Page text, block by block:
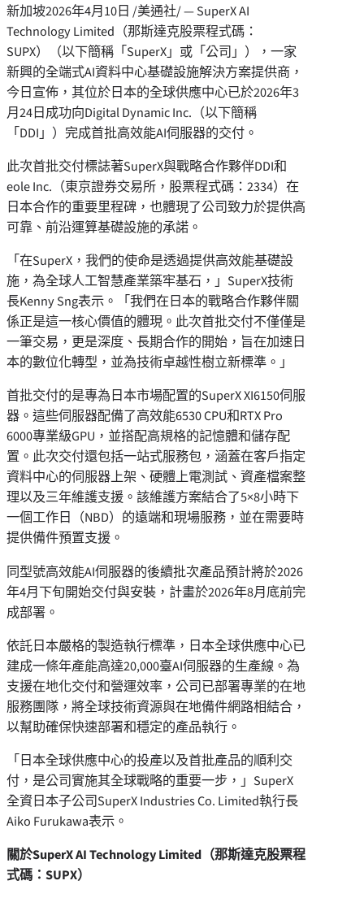
新加坡2026年4月10日 /美通社/ — SuperX AI
Technology Limited（那斯達克股票程式碼：
SUPX）（以下簡稱「SuperX」或「公司」），一家
新興的全端式AI資料中心基礎設施解決方案提供商，
今日宣佈，其位於日本的全球供應中心已於2026年3
月24日成功向Digital Dynamic Inc.（以下簡稱
「DDI」）完成首批高效能AI伺服器的交付。
此次首批交付標誌著SuperX與戰略合作夥伴DDI和
eole Inc.（東京證券交易所，股票程式碼：2334）在
日本合作的重要里程碑，也體現了公司致力於提供高
可靠、前沿運算基礎設施的承諾。
「在SuperX，我們的使命是透過提供高效能基礎設
施，為全球人工智慧產業築牢基石，」SuperX技術
長Kenny Sng表示。「我們在日本的戰略合作夥伴關
係正是這一核心價值的體現。此次首批交付不僅僅是
一筆交易，更是深度、長期合作的開始，旨在加速日
本的數位化轉型，並為技術卓越性樹立新標準。」
首批交付的是專為日本市場配置的SuperX XI6150伺服
器。這些伺服器配備了高效能6530 CPU和RTX Pro
6000專業級GPU，並搭配高規格的記憶體和儲存配
置。此次交付還包括一站式服務包，涵蓋在客戶指定
資料中心的伺服器上架、硬體上電測試、資產檔案整
理以及三年維護支援。該維護方案結合了5×8小時下
一個工作日（NBD）的遠端和現場服務，並在需要時
提供備件預置支援。
同型號高效能AI伺服器的後續批次產品預計將於2026
年4月下旬開始交付與安裝，計畫於2026年8月底前完
成部署。
依託日本嚴格的製造執行標準，日本全球供應中心已
建成一條年產能高達20,000臺AI伺服器的生產線。為
支援在地化交付和營運效率，公司已部署專業的在地
服務團隊，將全球技術資源與在地備件網路相結合，
以幫助確保快速部署和穩定的產品執行。
「日本全球供應中心的投產以及首批產品的順利交
付，是公司實施其全球戰略的重要一步，」SuperX
全資日本子公司SuperX Industries Co. Limited執行長
Aiko Furukawa表示。
關於SuperX AI Technology Limited （那斯達克股票程
式碼： SUPX）